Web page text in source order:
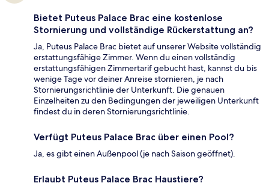
Bietet Puteus Palace Brac eine kostenlose
Stornierung und vollständige Rückerstattung an?
Ja, Puteus Palace Brac bietet auf unserer Website vollständig
erstattungsfähige Zimmer. Wenn du einen vollständig
erstattungsfähigen Zimmertarif gebucht hast, kannst du bis
wenige Tage vor deiner Anreise stornieren, je nach
Stornierungsrichtlinie der Unterkunft. Die genauen
Einzelheiten zu den Bedingungen der jeweiligen Unterkunft
findest du in deren Stornierungsrichtlinie.
Verfügt Puteus Palace Brac über einen Pool?
Ja, es gibt einen Außenpool (je nach Saison geöffnet).
Erlaubt Puteus Palace Brac Haustiere?